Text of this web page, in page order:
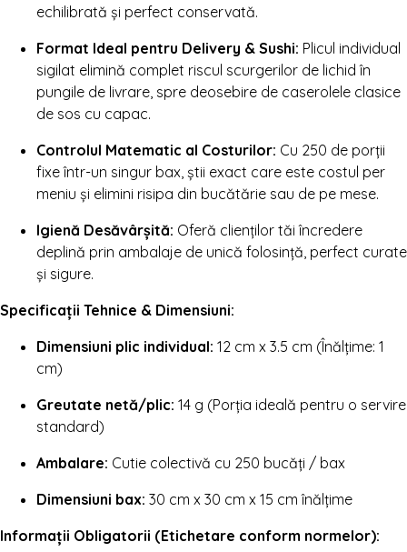
echilibrată și perfect conservată.
Format Ideal pentru Delivery & Sushi: Plicul individual
sigilat elimină complet riscul scurgerilor de lichid în
pungile de livrare, spre deosebire de caserolele clasice
de sos cu capac.
Controlul Matematic al Costurilor: Cu 250 de porții
fixe într-un singur bax, știi exact care este costul per
meniu și elimini risipa din bucătărie sau de pe mese.
Igienă Desăvârșită: Oferă clienților tăi încredere
deplină prin ambalaje de unică folosință, perfect curate
și sigure.
Specificații Tehnice & Dimensiuni:
Dimensiuni plic individual: 12 cm x 3.5 cm (Înălțime: 1
cm)
Greutate netă/plic: 14 g (Porția ideală pentru o servire
standard)
Ambalare: Cutie colectivă cu 250 bucăți / bax
Dimensiuni bax: 30 cm x 30 cm x 15 cm înălțime
Informații Obligatorii (Etichetare conform normelor):